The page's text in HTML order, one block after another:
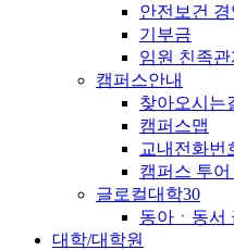
안전보건
기부금
임원 친족관
캠퍼스안내
찾아오시는
캠퍼스맵
교내전화번
캠퍼스 투어
글로컬대학30
동아ㆍ동서
대학/대학원